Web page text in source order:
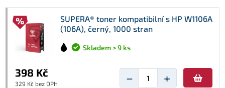
SUPERA® toner kompatibilní s HP W1106A
(106A), černý, 1000 stran
Skladem > 9 ks
398 Kč
329 Kč bez DPH − +